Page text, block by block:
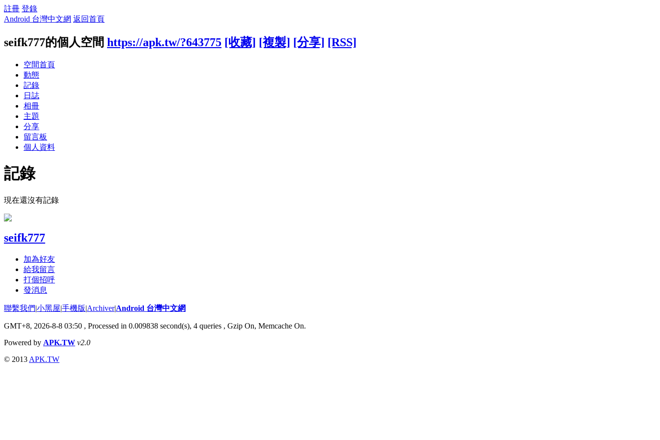
註冊 登錄
Android 台灣中文網 返回首頁
seifk777的個人空間 https://apk.tw/?643775 [收藏] [複製] [分享] [RSS]
空間首頁
動態
記錄
日誌
相冊
主題
分享
留言板
個人資料
記錄
現在還沒有記錄
seifk777
加為好友
給我留言
打個招呼
發消息
聯繫我們|小黑屋|手機版|Archiver|Android 台灣中文網
GMT+8, 2026-8-8 03:50 , Processed in 0.009838 second(s), 4 queries , Gzip On, Memcache On.
Powered by APK.TW v2.0
© 2013 APK.TW